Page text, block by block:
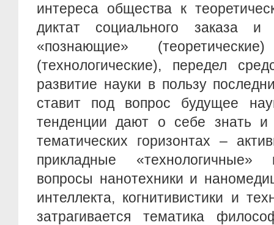
интереса общества к
диктат социального заказа
«познающие»
(технологические), передел
развитие науки в пользу
ставит под вопрос будущее
тенденции дают о себе знать
тематических горизонтах –
прикладные
вопросы нанотехники и
интеллекта, когнитивистики и
затрагивается тематика